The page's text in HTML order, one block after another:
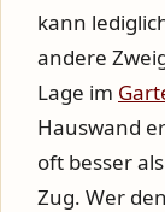
kann
andere
Lage im
Hauswand
oft besser
Zug. Wer